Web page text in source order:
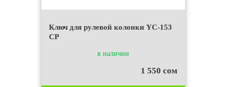
Ключ для рулевой колонки YC-153
СР
в наличии
1 550 сом